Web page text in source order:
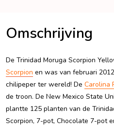
Omschrijving
De Trinidad Moruga Scorpion
Scorpion en was van februari
chilipeper ter wereld! De Carolina
de troon. De New Mexico State
plantte 125 planten van de
Scorpion, 7-pot, Chocolate 7-pot